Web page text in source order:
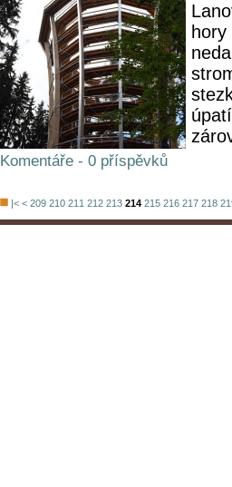
Komentáře - 0 příspěvků
|< < 209 210 211 212 213 214 215 216 217 218